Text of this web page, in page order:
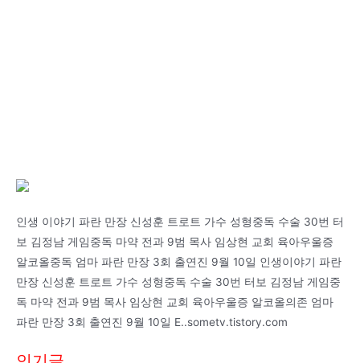
인생 이야기 파란 만장 신성훈 트로트 가수 성형중독 수술 30번 터
보 김정남 게임중독 마약 전과 9범 목사 임상현 교회 육아우울증
알코올중독 엄마 파란 만장 3회 출연진 9월 10일 인생이야기 파란
만장 신성훈 트로트 가수 성형중독 수술 30번 터보 김정남 게임중
독 마약 전과 9범 목사 임상현 교회 육아우울증 알코올의존 엄마
파란 만장 3회 출연진 9월 10일 E..sometv.tistory.com